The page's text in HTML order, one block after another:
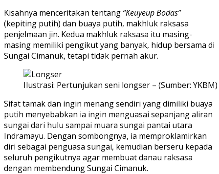
Kisahnya menceritakan tentang “Keuyeup Bodas”
(kepiting putih) dan buaya putih, makhluk raksasa
penjelmaan jin. Kedua makhluk raksasa itu masing-
masing memiliki pengikut yang banyak, hidup bersama di
Sungai Cimanuk, tetapi tidak pernah akur.
Ilustrasi: Pertunjukan seni longser – (Sumber: YKBM)
Sifat tamak dan ingin menang sendiri yang dimiliki buaya
putih menyebabkan ia ingin menguasai sepanjang aliran
sungai dari hulu sampai muara sungai pantai utara
Indramayu. Dengan sombongnya, ia memproklamirkan
diri sebagai penguasa sungai, kemudian berseru kepada
seluruh pengikutnya agar membuat danau raksasa
dengan membendung Sungai Cimanuk.